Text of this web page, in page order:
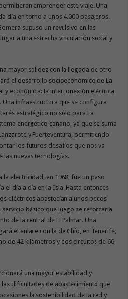
emprender este viaje. Una
día en torno a unos 4.000 pasajeros.
supuso un revulsivo en las
a una estrecha vinculación social y
mayor solidez con la llegada de otro
el desarrollo socioeconómico de La
y económica: la interconexión eléctrica
Una infraestructura que se configura
estratégico no sólo para La
energético canario, ya que se suma
y Fuerteventura, permitiendo
los futuros desafíos que nos va
las nuevas tecnologías.
la electricidad, en 1968, fue un paso
el día a día en la Isla. Hasta entonces
eléctricos abastecían a unos pocos
básico que luego se reforzaría
de la central de El Palmar. Una
el enlace con la de Chío, en Tenerife,
de 42 kilómetros y dos circuitos de 66
una mayor estabilidad y
dificultades de abastecimiento que
la sostenibilidad de la red y